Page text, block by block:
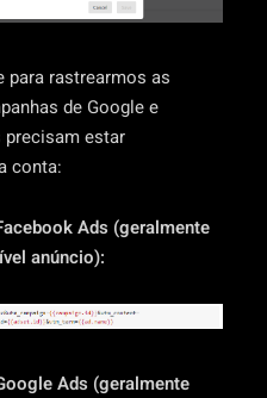
para rastrearmos as
de Google e
precisam estar
conta:
Ads (geralmente
anúncio):
Ads (geralmente